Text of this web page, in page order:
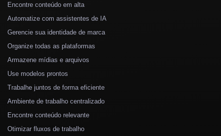
Encontre conteúdo em alta
Automatize com assistentes de IA
Gerencie sua identidade de marca
Organize todas as plataformas
Armazene mídias e arquivos
Use modelos prontos
Trabalhe juntos de forma eficiente
Ambiente de trabalho centralizado
Encontre conteúdo relevante
Otimizar fluxos de trabalho